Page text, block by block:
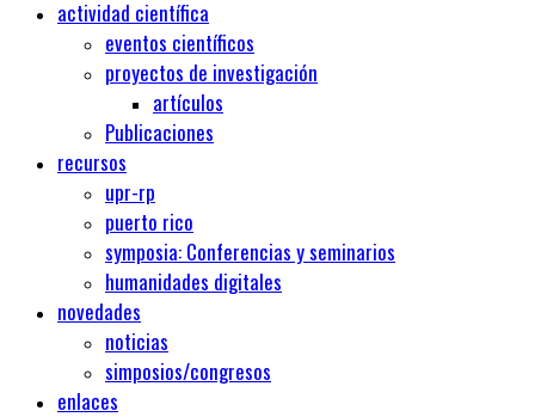
actividad científica
eventos científicos
proyectos de investigación
artículos
Publicaciones
recursos
upr-rp
puerto rico
symposia: Conferencias y seminarios
humanidades digitales
novedades
noticias
simposios/congresos
enlaces